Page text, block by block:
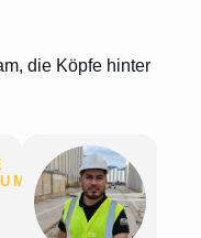
die Köpfe hinter